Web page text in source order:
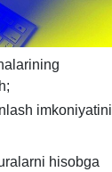
imkoniyatini
hisobga